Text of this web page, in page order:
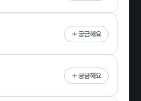
궁금해요
궁금해요